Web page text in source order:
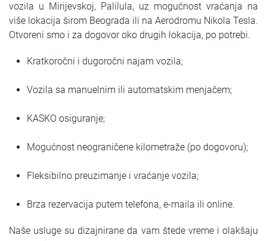
vozila u Mirijevskoj, Palilula, uz mogućnost vraćanja na
više lokacija širom Beograda ili na Aerodromu Nikola Tesla.
Otvoreni smo i za dogovor oko drugih lokacija, po potrebi.
Kratkoročni i dugoročni najam vozila;
Vozila sa manuelnim ili automatskim menjačem;
KASKO osiguranje;
Mogućnost neograničene kilometraže (po dogovoru);
Fleksibilno preuzimanje i vraćanje vozila;
Brza rezervacija putem telefona, e-maila ili online.
Naše usluge su dizajnirane da vam štede vreme i olakšaju